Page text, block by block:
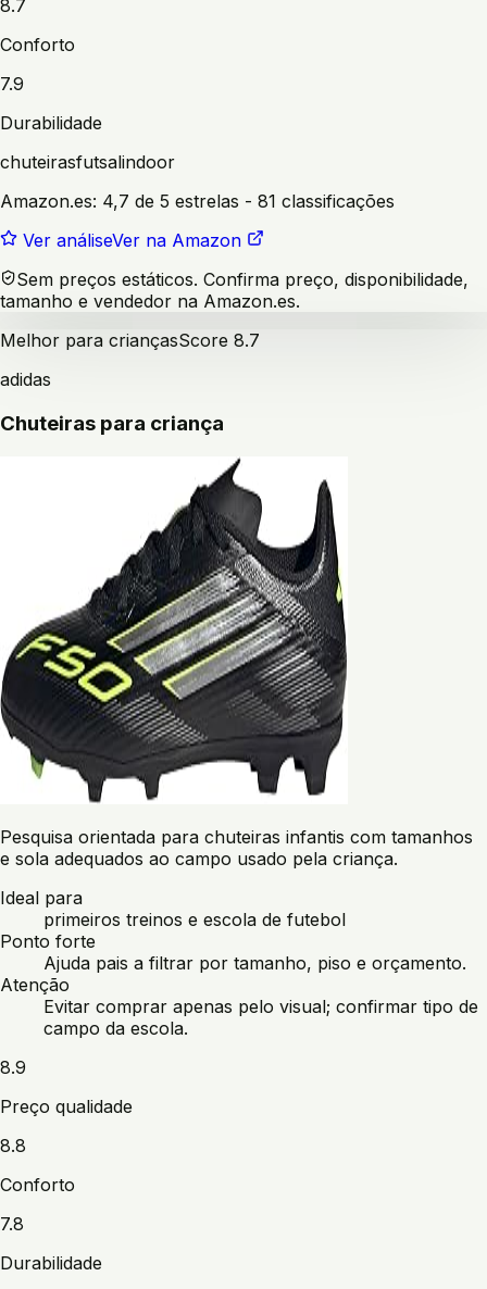
8.7
Conforto
7.9
Durabilidade
chuteirasfutsalindoor
Amazon.es: 4,7 de 5 estrelas - 81 classificações
Ver análiseVer na Amazon
Sem preços estáticos. Confirma preço, disponibilidade,
tamanho e vendedor na Amazon.es.
Melhor para criançasScore 8.7
adidas
Chuteiras para criança
Pesquisa orientada para chuteiras infantis com tamanhos
e sola adequados ao campo usado pela criança.
Ideal para
primeiros treinos e escola de futebol
Ponto forte
Ajuda pais a filtrar por tamanho, piso e orçamento.
Atenção
Evitar comprar apenas pelo visual; confirmar tipo de
campo da escola.
8.9
Preço qualidade
8.8
Conforto
7.8
Durabilidade